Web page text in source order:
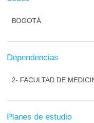
BOGOTÁ
Dependencias
2- FACULTAD DE
Planes de estudio